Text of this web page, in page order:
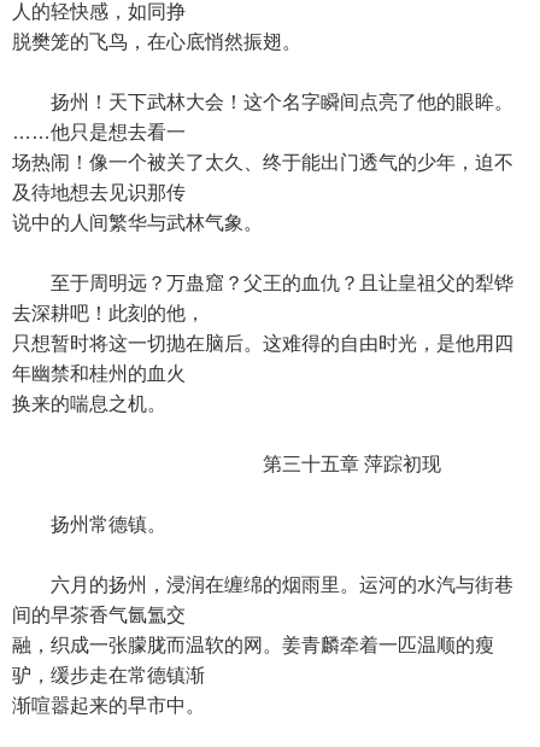
人的轻快感，如同挣
脱樊笼的飞鸟，在心底悄然振翅。
扬州！天下武林大会！这个名字瞬间点亮了他的眼眸。
……他只是想去看一
场热闹！像一个被关了太久、终于能出门透气的少年，迫不
及待地想去见识那传
说中的人间繁华与武林气象。
至于周明远？万蛊窟？父王的血仇？且让皇祖父的犁铧
去深耕吧！此刻的他，
只想暂时将这一切抛在脑后。这难得的自由时光，是他用四
年幽禁和桂州的血火
换来的喘息之机。
第三十五章 萍踪初现
扬州常德镇。
六月的扬州，浸润在缠绵的烟雨里。运河的水汽与街巷
间的早茶香气氤氲交
融，织成一张朦胧而温软的网。姜青麟牵着一匹温顺的瘦
驴，缓步走在常德镇渐
渐喧嚣起来的早市中。